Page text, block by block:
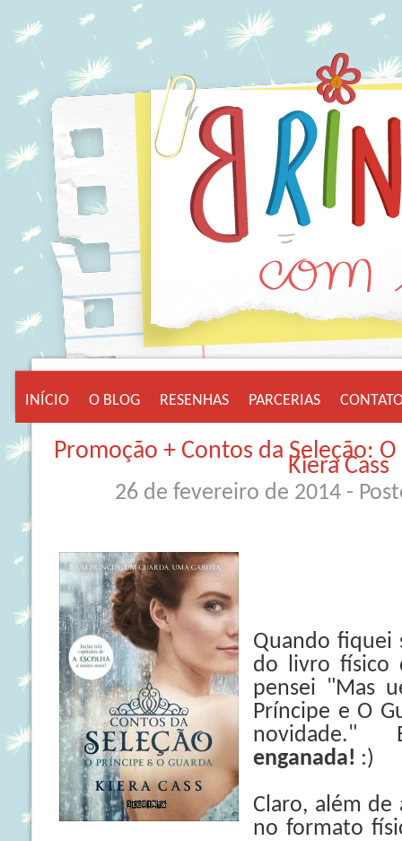
INÍCIO O BLOG RESENHAS PARCERIAS
Promoção + Contos da Seleção:
Kiera Cass
26 de fevereiro de 2014 -
Quando fiquei
do livro físico
pensei "Mas
Príncipe e O
enganada! :)
Claro, além de
no formato